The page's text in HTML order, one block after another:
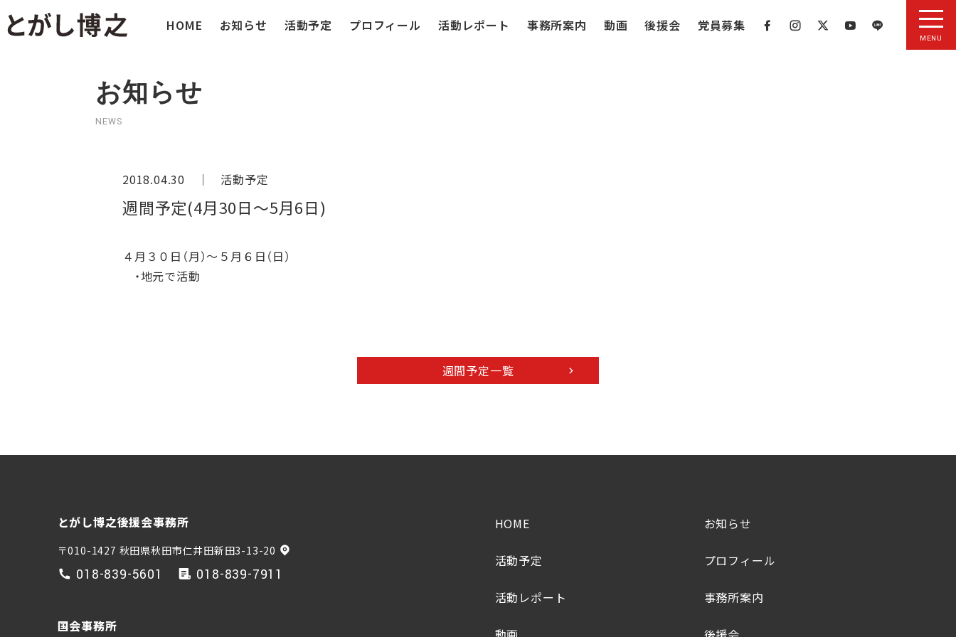
HOME お知らせ 活動予定 プロフィール 活動レポート 事務所案内 動画 後援会 党員募集
MENU
お知らせ
NEWS
2018.04.30 ｜ 活動予定
週間予定(4月30日～5月6日)
４月３０日（月）～５月６日（日）
・地元で活動
週間予定一覧
とがし博之後援会事務所
〒010-1427 秋田県秋田市仁井田新田3-13-20
018-839-5601 018-839-7911
国会事務所
HOME お知らせ
活動予定 プロフィール
活動レポート 事務所案内